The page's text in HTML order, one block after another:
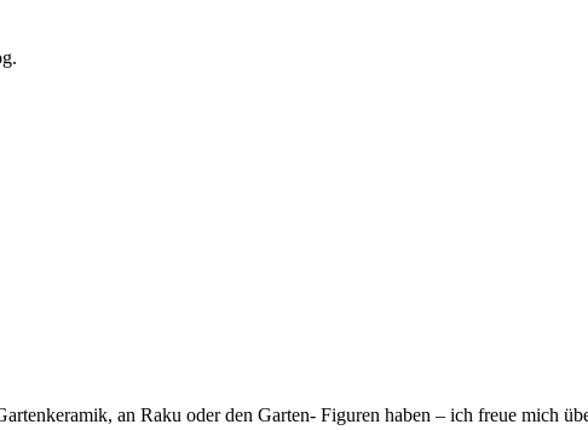
an Raku oder den Garten- Figuren haben – ich freue mich